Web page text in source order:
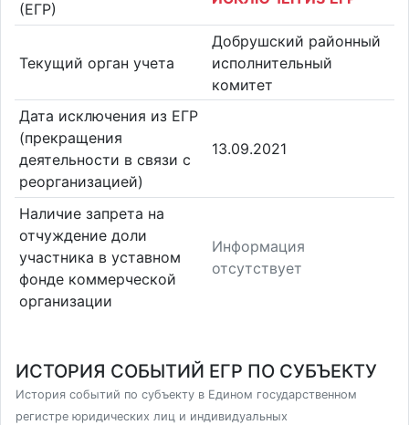
(ЕГР)
Текущий орган учета
Добрушский районный
исполнительный
комитет
Дата исключения из ЕГР
(прекращения
деятельности в связи с
реорганизацией)
13.09.2021
Наличие запрета на
отчуждение доли
участника в уставном
фонде коммерческой
организации
Информация
отсутствует
ИСТОРИЯ СОБЫТИЙ ЕГР ПО СУБЪЕКТУ
История событий по субъекту в Едином государственном
регистре юридических лиц и индивидуальных